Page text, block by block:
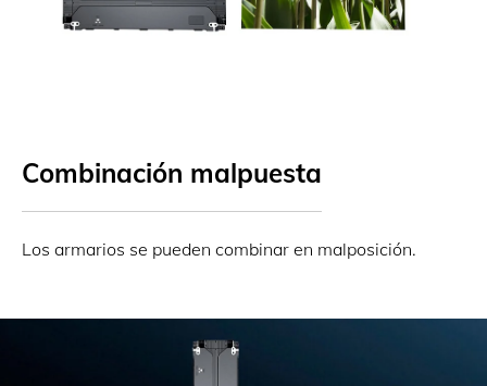
Combinación malpuesta
Los armarios se pueden combinar en malposición.